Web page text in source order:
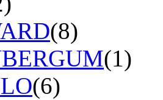
(8)
(1)
(6)